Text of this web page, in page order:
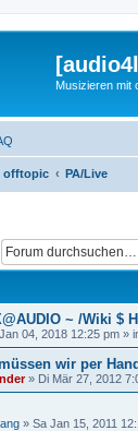
Musizieren mit
offtopic PA/Live
~ /Wiki $
04, 2018 12:25 pm »
wir per
» Di Mär 27, 2012
» Sa Jan 15, 2011